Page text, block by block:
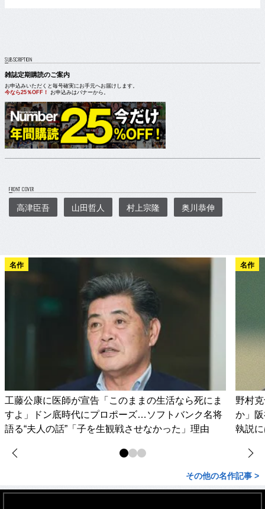
SUBSCRIPTION
雑誌定期購読のご案内
お申込みいただくと毎号確実にお手元へお届けします。
今なら25％OFF！
お申込みはバナーから。
FRONT COVER
高津臣吾 山田哲人 村上宗隆 奥川恭伸
名作
工藤公康に医師が宣告「このままの生活なら死にま
すよ」ドン底時代にプロポーズ…ソフトバンク名将
語る“夫人の話”「子を生観戦させなかった」理由
名作
野村
か」
執説
その他の名作記事 >